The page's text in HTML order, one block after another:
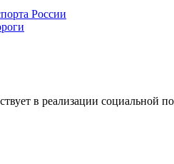
России
в реализации социальной